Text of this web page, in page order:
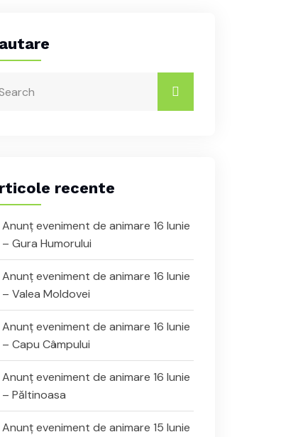
recente
Anunț eveniment de animare 16 Iunie
– Gura Humorului
Anunț eveniment de animare 16 Iunie
– Valea Moldovei
Anunț eveniment de animare 16 Iunie
– Capu Câmpului
Anunț eveniment de animare 16 Iunie
– Păltinoasa
Anunț eveniment de animare 15 Iunie